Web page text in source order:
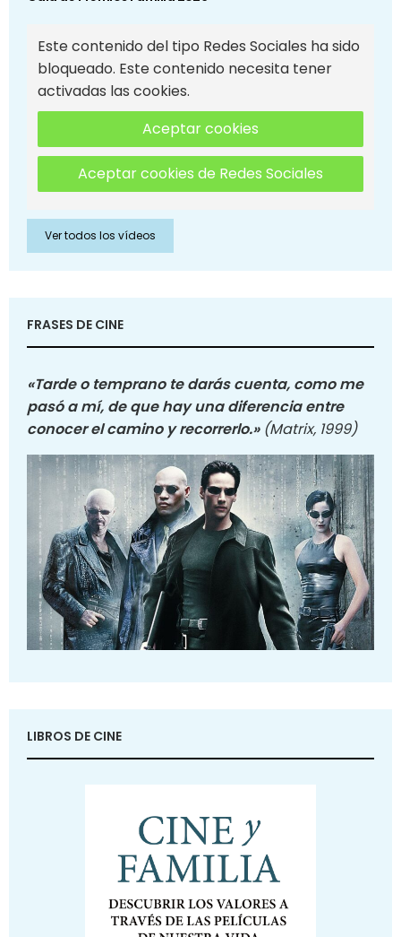
Este contenido del tipo Redes Sociales ha sido
bloqueado. Este contenido necesita tener
activadas las cookies.
Aceptar cookies
Aceptar cookies de Redes Sociales
Ver todos los vídeos
FRASES DE CINE
«Tarde o temprano te darás cuenta, como me
pasó a mí, de que hay una diferencia entre
conocer el camino y recorrerlo.» (Matrix, 1999)
LIBROS DE CINE